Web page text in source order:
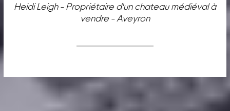
Heidi Leigh - Propriétaire d'un chateau médiéval à
vendre - Aveyron